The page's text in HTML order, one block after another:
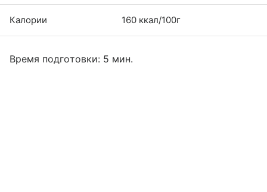
Калории 160 ккал/100г
Время подготовки: 5 мин.